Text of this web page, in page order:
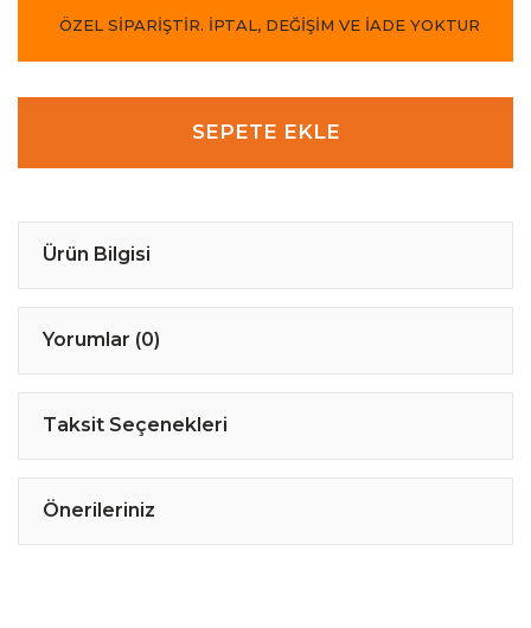
ÖZEL SİPARİŞTİR. İPTAL, DEĞİŞİM VE İADE YOKTUR
SEPETE EKLE
Ürün Bilgisi
Yorumlar (0)
Taksit Seçenekleri
Önerileriniz